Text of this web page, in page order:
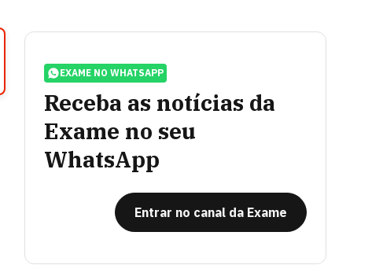
EXAME NO WHATSAPP
Receba as notícias da
Exame no seu
WhatsApp
Entrar no canal da Exame